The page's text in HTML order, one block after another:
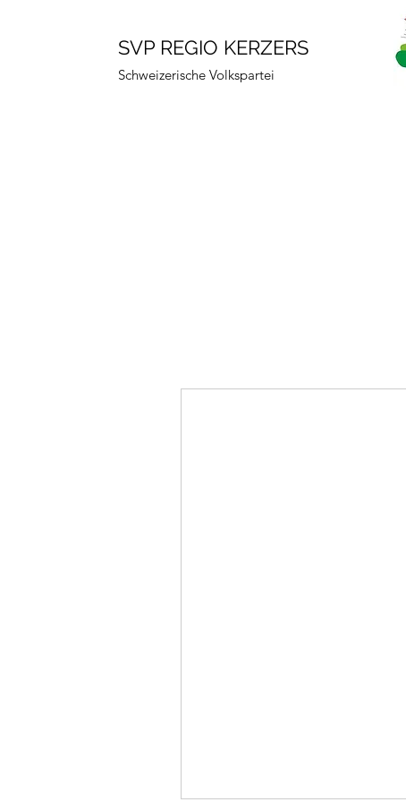
SVP REGIO KERZERS
Schweizerische Volkspartei